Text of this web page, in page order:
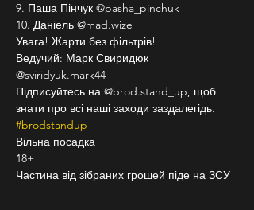
9. Паша Пінчук @pasha_pinchuk
10. Даніель @mad.wize
Увага! Жарти без фільтрів!
Ведучий: Марк Свиридюк
@sviridyuk.mark44
Підписуйтесь на @brod.stand_up, щоб
знати про всі наші заходи заздалегідь.
#brodstandup
Вільна посадка
18+
Частина від зібраних грошей піде на ЗСУ